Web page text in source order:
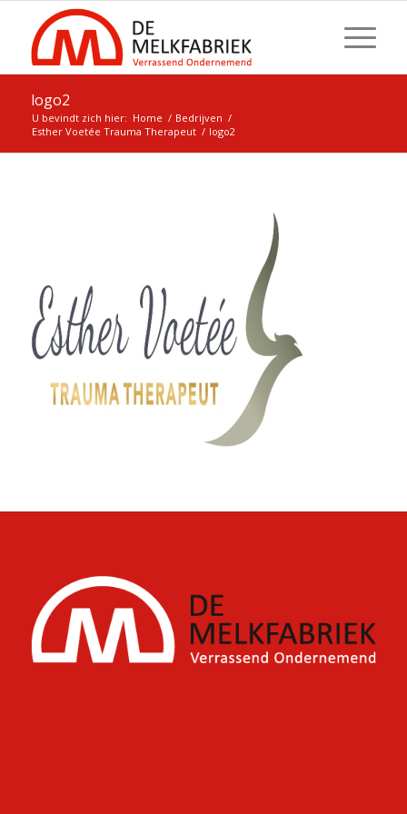
logo2
U bevindt zich hier: Home / Bedrijven /
Esther Voetée Trauma Therapeut / logo2